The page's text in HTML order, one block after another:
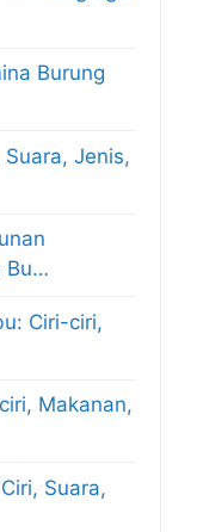
Burung
Jenis,
Bu…
Ciri-ciri,
Makanan,
Suara,